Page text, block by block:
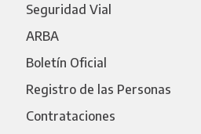
Seguridad Vial
ARBA
Boletín Oficial
Registro de las Personas
Contrataciones